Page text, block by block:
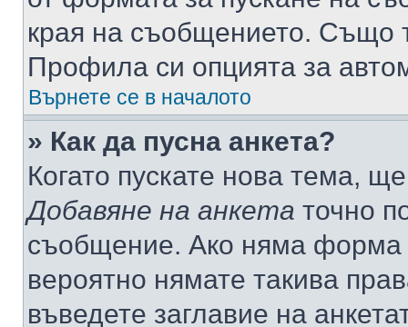
края на съобщението. Също
Профила си опцията за
Върнете се в началото
» Как да пусна анкета?
Когато пускате нова тема,
Добавяне на анкета точно
съобщение. Ако няма форма
вероятно нямате такива
въведете заглавие на